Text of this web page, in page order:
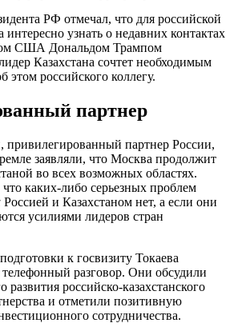
РФ отмечал, что для российской
интересно узнать о недавних контактах
США Дональдом Трампом
Казахстана сочтет необходимым
этом российского коллегу.
партнер
партнер России,
заявляли, что Москва продолжит
во всех возможных областях.
каких-либо серьезных проблем
и Казахстаном нет, а если они
усилиями лидеров стран
к госвизиту Токаева
разговор. Они обсудили
российско-казахстанского
и отметили позитивную
сотрудничества.